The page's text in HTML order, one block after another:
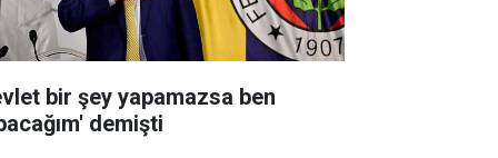
bir şey yapamazsa ben
demişti